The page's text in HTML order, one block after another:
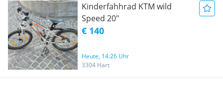
Kinderfahhrad KTM wild
Speed 20"
€ 140
Heute, 14:26 Uhr
3304 Hart